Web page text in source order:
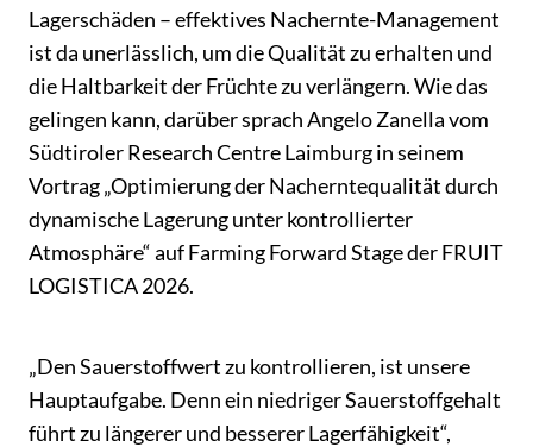
Lagerschäden – effektives Nachernte-Management
ist da unerlässlich, um die Qualität zu erhalten und
die Haltbarkeit der Früchte zu verlängern. Wie das
gelingen kann, darüber sprach Angelo Zanella vom
Südtiroler Research Centre Laimburg in seinem
Vortrag „Optimierung der Nacherntequalität durch
dynamische Lagerung unter kontrollierter
Atmosphäre“ auf Farming Forward Stage der FRUIT
LOGISTICA 2026.
„Den Sauerstoffwert zu kontrollieren, ist unsere
Hauptaufgabe. Denn ein niedriger Sauerstoffgehalt
führt zu längerer und besserer Lagerfähigkeit“,